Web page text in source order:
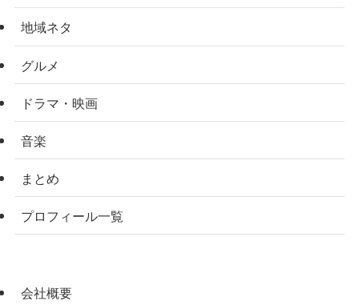
地域ネタ
グルメ
ドラマ・映画
音楽
まとめ
プロフィール一覧
会社概要